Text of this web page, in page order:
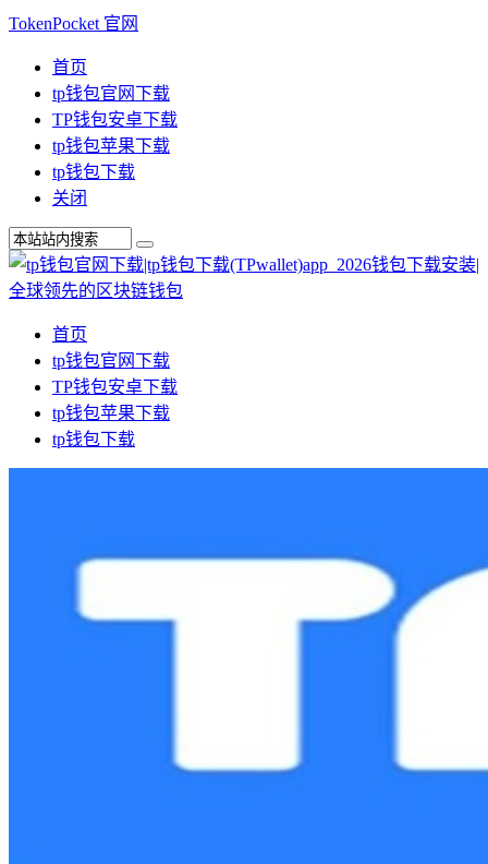
TokenPocket 官网
首页
tp钱包官网下载
TP钱包安卓下载
tp钱包苹果下载
tp钱包下载
关闭
首页
tp钱包官网下载
TP钱包安卓下载
tp钱包苹果下载
tp钱包下载